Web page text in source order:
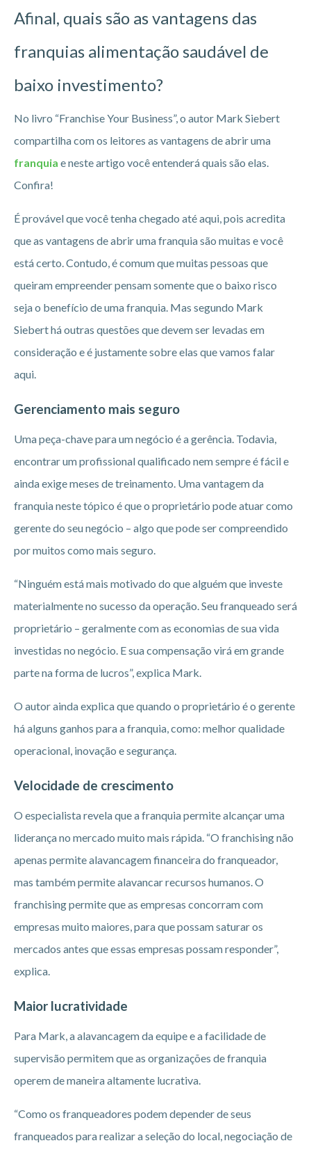
Afinal, quais são as vantagens das
franquias alimentação saudável de
baixo investimento?
No livro “Franchise Your Business”, o autor Mark Siebert
compartilha com os leitores as vantagens de abrir uma
franquia e neste artigo você entenderá quais são elas.
Confira!
É provável que você tenha chegado até aqui, pois acredita
que as vantagens de abrir uma franquia são muitas e você
está certo. Contudo, é comum que muitas pessoas que
queiram empreender pensam somente que o baixo risco
seja o benefício de uma franquia. Mas segundo Mark
Siebert há outras questões que devem ser levadas em
consideração e é justamente sobre elas que vamos falar
aqui.
Gerenciamento mais seguro
Uma peça-chave para um negócio é a gerência. Todavia,
encontrar um profissional qualificado nem sempre é fácil e
ainda exige meses de treinamento. Uma vantagem da
franquia neste tópico é que o proprietário pode atuar como
gerente do seu negócio – algo que pode ser compreendido
por muitos como mais seguro.
“Ninguém está mais motivado do que alguém que investe
materialmente no sucesso da operação. Seu franqueado será
proprietário – geralmente com as economias de sua vida
investidas no negócio. E sua compensação virá em grande
parte na forma de lucros”, explica Mark.
O autor ainda explica que quando o proprietário é o gerente
há alguns ganhos para a franquia, como: melhor qualidade
operacional, inovação e segurança.
Velocidade de crescimento
O especialista revela que a franquia permite alcançar uma
liderança no mercado muito mais rápida. “O franchising não
apenas permite alavancagem financeira do franqueador,
mas também permite alavancar recursos humanos. O
franchising permite que as empresas concorram com
empresas muito maiores, para que possam saturar os
mercados antes que essas empresas possam responder”,
explica.
Maior lucratividade
Para Mark, a alavancagem da equipe e a facilidade de
supervisão permitem que as organizações de franquia
operem de maneira altamente lucrativa.
“Como os franqueadores podem depender de seus
franqueados para realizar a seleção do local, negociação de